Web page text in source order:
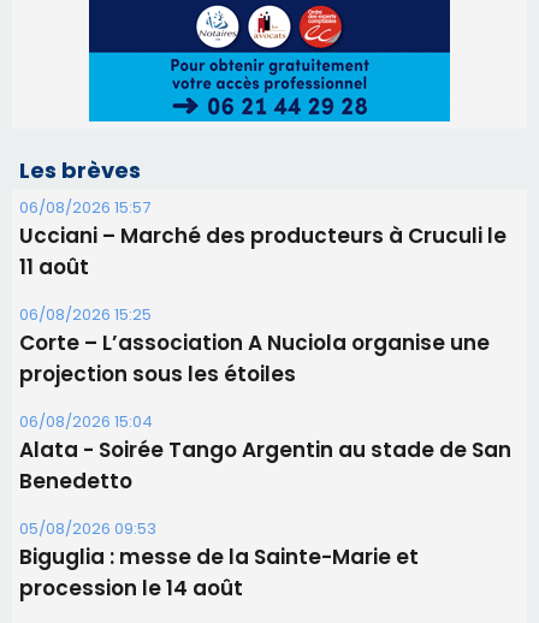
Les brèves
06/08/2026 15:57
Ucciani – Marché des producteurs à Cruculi le
11 août
06/08/2026 15:25
Corte – L’association A Nuciola organise une
projection sous les étoiles
06/08/2026 15:04
Alata - Soirée Tango Argentin au stade de San
Benedetto
05/08/2026 09:53
Biguglia : messe de la Sainte-Marie et
procession le 14 août